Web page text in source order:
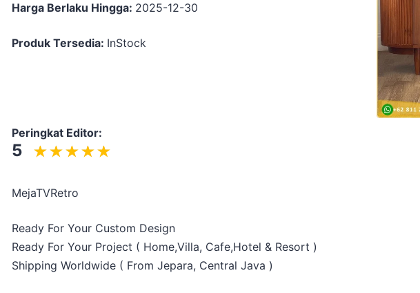
Harga Berlaku Hingga: 2025-12-30
Produk Tersedia: InStock
Peringkat Editor:
5
MejaTVRetro
Ready For Your Custom Design
Ready For Your Project ( Home,Villa, Cafe,Hotel & Resort )
Shipping Worldwide ( From Jepara, Central Java )